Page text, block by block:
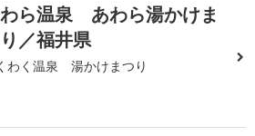
ら温泉 あわら湯かけま
／福井県
わく温泉 湯かけまつり